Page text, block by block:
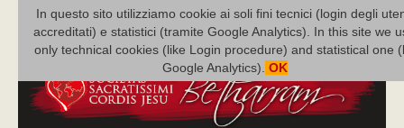
In questo sito utilizziamo cookie ai soli fini tecnici (login degli
accreditati) e statistici (tramite Google Analytics). In this site we
only technical cookies (like Login procedure) and statistical one
Google Analytics). OK